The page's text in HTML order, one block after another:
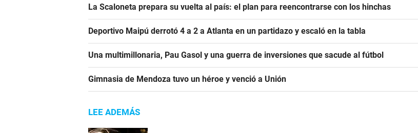
La Scaloneta prepara su vuelta al país: el plan para reencontrarse con los hinchas
Deportivo Maipú derrotó 4 a 2 a Atlanta en un partidazo y escaló en la tabla
Una multimillonaria, Pau Gasol y una guerra de inversiones que sacude al fútbol
Gimnasia de Mendoza tuvo un héroe y venció a Unión
LEE ADEMÁS